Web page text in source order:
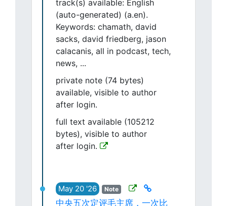
track(s) available: English
(auto-generated) (a.en).
Keywords: chamath, david
sacks, david friedberg, jason
calacanis, all in podcast, tech,
news, ...
private note (74 bytes)
available, visible to author
after login.
full text available (105212
bytes), visible to author
after login.
May 20 '26 Note
中央五次定评毛主席，一次比